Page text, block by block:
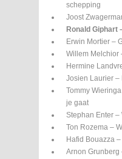
schepping
Joost
Ronald Giphart
Erwin Mortier –
Willem Melchior
Hermine
Josien Laurier –
Tommy
je gaat
Stephan Enter
Ton Rozema –
Hafid Bouazza
Arnon Grunberg